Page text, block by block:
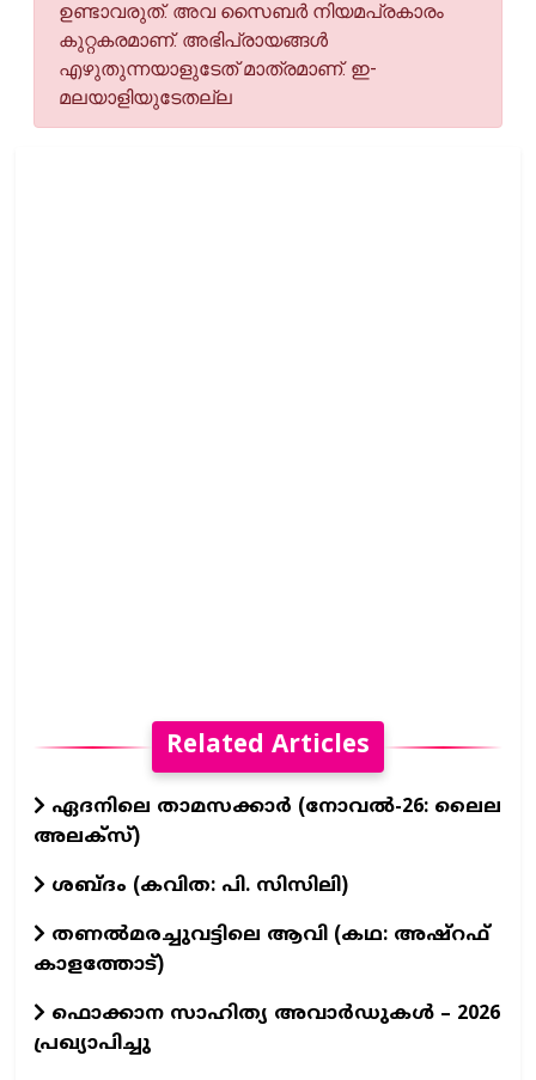
ഉണ്ടാവരുത്. അവ സൈബര്‍ നിയമപ്രകാരം
കുറ്റകരമാണ്. അഭിപ്രായങ്ങള്‍
എഴുതുന്നയാളുടേത് മാത്രമാണ്. ഇ-
മലയാളിയുടേതല്ല
Related Articles
ഏദനിലെ താമസക്കാർ (നോവല്‍-26: ലൈല
അലക്‌സ്)
ശബ്ദം (കവിത: പി. സിസിലി)
തണൽമരച്ചുവട്ടിലെ ആവി (കഥ: അഷ്‌റഫ്
കാളത്തോട്)
ഫൊക്കാന സാഹിത്യ അവാർഡുകൾ – 2026
പ്രഖ്യാപിച്ചു